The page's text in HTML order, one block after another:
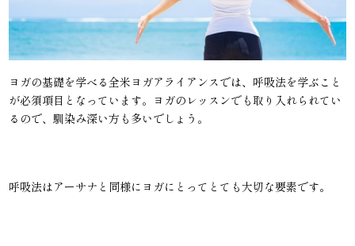
ヨガの基礎を学べる全米ヨガアライアンスでは、呼吸法を学ぶこと
が必須項目となっています。ヨガのレッスンでも取り入れられてい
るので、馴染み深い方も多いでしょう。
呼吸法はアーサナと同様にヨガにとってとても大切な要素です。